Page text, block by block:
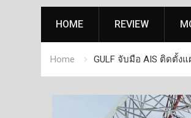
HOME REVIEW
Home GULF จับมือ AIS ติดตั้ง